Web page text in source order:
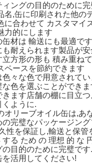
ングの目的のために
名,缶に印刷された他の
に合わせて カスタマイ
力的にします
材は 輸送にも最適で
耐えられます製品が
立方形の形も 積み重ね
ペースを節約できます
々な色で用意されて
色を選ぶことができ
きます店舗の棚に目立
ように.
オリーブオイル缶は,あ
完璧なパッケージング
性を保証し,輸送と保管
る ため の 理想 的 な
の目的のために完璧で
活用してください!